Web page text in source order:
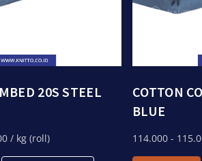
20S STEEL
/ kg (roll)
COTTON
BLUE
114.000 -